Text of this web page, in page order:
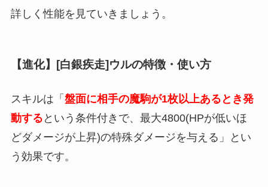
詳しく性能を見ていきましょう。
【進化】[白銀疾走]ウルの特徴・使い方
スキルは「 盤面に相手の魔駒が1枚以上あるとき発
動する という条件付きで、最大4800(HPが低いほ
どダメージが上昇)の特殊ダメージを与える」とい
う効果です。